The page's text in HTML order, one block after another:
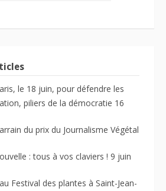
le 18 juin, pour défendre les
piliers de la démocratie 16
du prix du Journalisme Végétal
: tous à vos claviers ! 9 juin
Festival des plantes à Saint-Jean-